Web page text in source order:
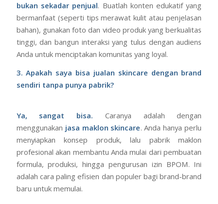
bukan sekadar penjual. Buatlah konten edukatif yang
bermanfaat (seperti tips merawat kulit atau penjelasan
bahan), gunakan foto dan video produk yang berkualitas
tinggi, dan bangun interaksi yang tulus dengan audiens
Anda untuk menciptakan komunitas yang loyal.
3. Apakah saya bisa jualan skincare dengan brand
sendiri tanpa punya pabrik?
Ya, sangat bisa. Caranya adalah dengan
menggunakan jasa maklon skincare. Anda hanya perlu
menyiapkan konsep produk, lalu pabrik maklon
profesional akan membantu Anda mulai dari pembuatan
formula, produksi, hingga pengurusan izin BPOM. Ini
adalah cara paling efisien dan populer bagi brand-brand
baru untuk memulai.